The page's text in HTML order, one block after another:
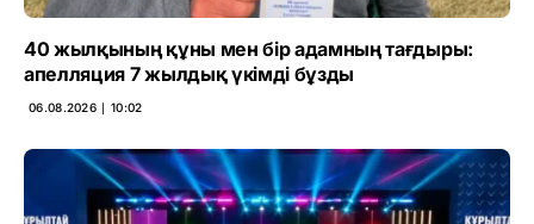
40 жылқының құны мен бір адамның тағдыры:
апелляция 7 жылдық үкімді бұзды
06.08.2026 ∣ 10:02